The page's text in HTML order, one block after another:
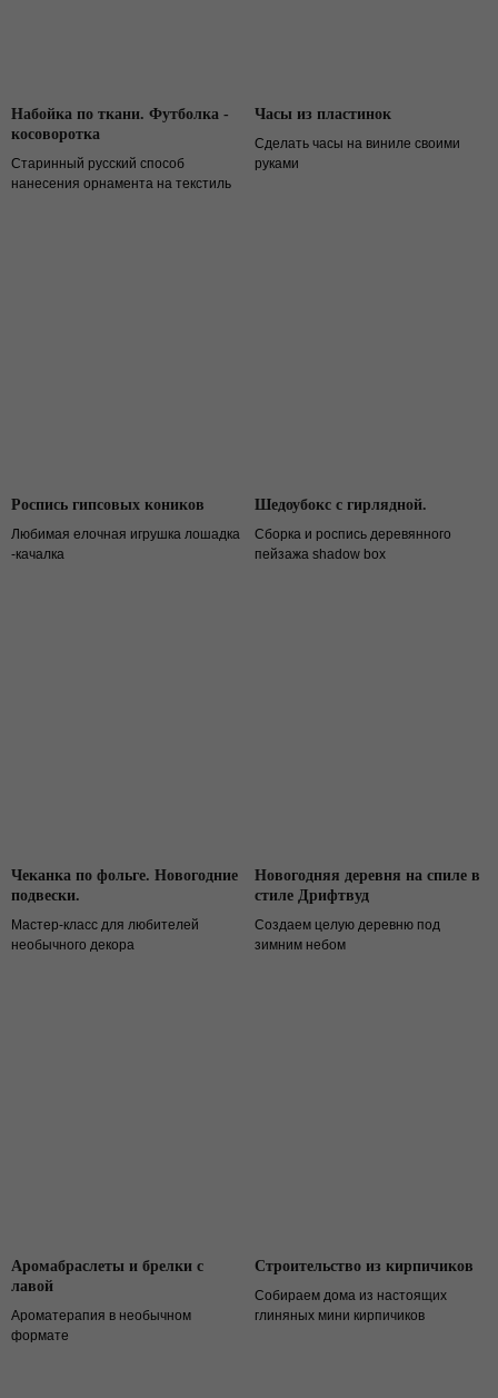
Набойка по ткани. Футболка -
косоворотка
Старинный русский способ
нанесения орнамента на текстиль
Часы из пластинок
Сделать часы на виниле своими
руками
Роспись гипсовых коников
Любимая елочная игрушка лошадка
-качалка
Шедоубокс с гирлядной.
Сборка и роспись деревянного
пейзажа shadow box
Чеканка по фольге. Новогодние
подвески.
Мастер-класс для любителей
необычного декора
Новогодняя деревня на спиле в
стиле Дрифтвуд
Создаем целую деревню под
зимним небом
Аромабраслеты и брелки с
лавой
Ароматерапия в необычном
формате
Строительство из кирпичиков
Собираем дома из настоящих
глиняных мини кирпичиков